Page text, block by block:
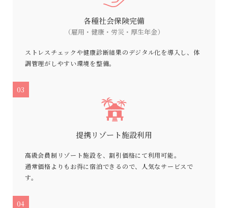
各種社会保険完備
（雇用・健康・労災・厚生年金）
ストレスチェックや健康診断結果のデジタル化を導入し、体
調管理がしやすい環境を整備。
03
提携リゾート施設利用
高級会員制リゾート施設を、割引価格にて利用可能。
通常価格よりもお得に宿泊できるので、人気なサービスで
す。
04